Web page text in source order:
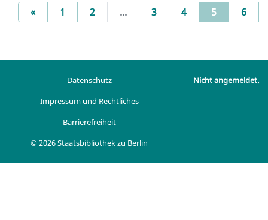
«Previous
1 2 ... 3 4 5(current)
6
Datenschutz
Impressum und Rechtliches
Barrierefreiheit
© 2026 Staatsbibliothek zu Berlin
Nicht angemeldet.